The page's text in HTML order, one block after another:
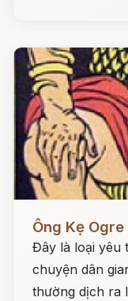
Đọc ngay
Ông Kẹ Ogre
Đây là loại yêu
chuyện dân
thường dịch ra